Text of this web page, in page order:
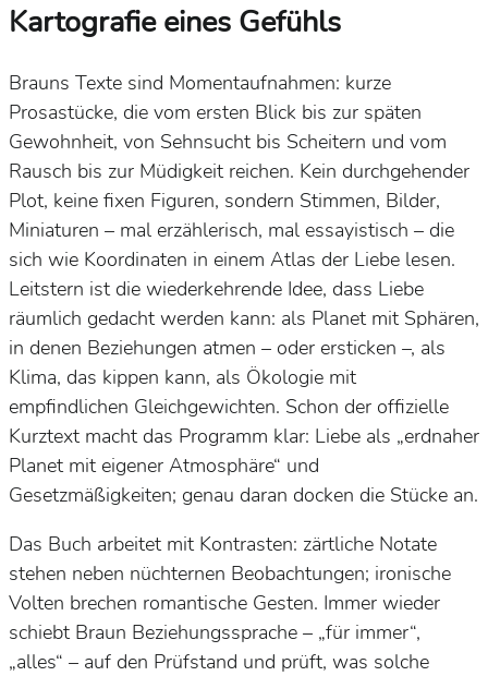
Kartografie eines Gefühls
Brauns Texte sind Momentaufnahmen: kurze
Prosastücke, die vom ersten Blick bis zur späten
Gewohnheit, von Sehnsucht bis Scheitern und vom
Rausch bis zur Müdigkeit reichen. Kein durchgehender
Plot, keine fixen Figuren, sondern Stimmen, Bilder,
Miniaturen – mal erzählerisch, mal essayistisch – die
sich wie Koordinaten in einem Atlas der Liebe lesen.
Leitstern ist die wiederkehrende Idee, dass Liebe
räumlich gedacht werden kann: als Planet mit Sphären,
in denen Beziehungen atmen – oder ersticken –, als
Klima, das kippen kann, als Ökologie mit
empfindlichen Gleichgewichten. Schon der offizielle
Kurztext macht das Programm klar: Liebe als „erdnaher
Planet mit eigener Atmosphäre“ und
Gesetzmäßigkeiten; genau daran docken die Stücke an.
Das Buch arbeitet mit Kontrasten: zärtliche Notate
stehen neben nüchternen Beobachtungen; ironische
Volten brechen romantische Gesten. Immer wieder
schiebt Braun Beziehungssprache – „für immer“,
„alles“ – auf den Prüfstand und prüft, was solche